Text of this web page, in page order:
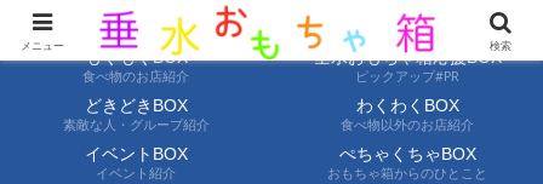
ようこそ垂水おもちゃ箱へ。垂水の情報を自分たちの目でみて聞いて伝えます
もぐもぐBOX
食べ物のお店紹介
垂水おもちゃ箱応援BOX
ピックアップ#PR
どきどきBOX
素敵な人・グループ紹介
わくわくBOX
食べ物以外のお店紹介
イベントBOX
イベント紹介
ぺちゃくちゃBOX
おもちゃ箱からのひとこと
メニュー 検索